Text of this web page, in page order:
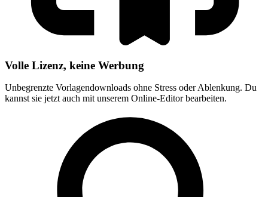
Volle Lizenz, keine Werbung
Unbegrenzte Vorlagendownloads ohne Stress oder Ablenkung. Du
kannst sie jetzt auch mit unserem Online-Editor bearbeiten.